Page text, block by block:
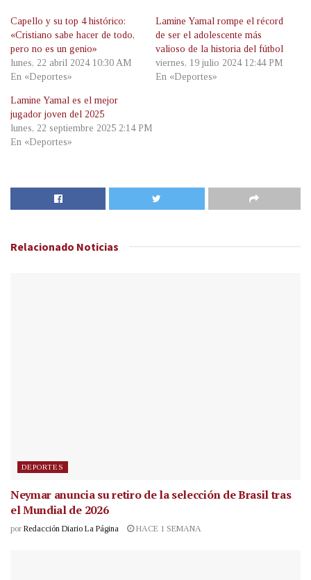
Capello y su top 4 histórico:
«Cristiano sabe hacer de todo,
pero no es un genio»
lunes, 22 abril 2024 10:30 AM
En «Deportes»
Lamine Yamal rompe el récord
de ser el adolescente más
valioso de la historia del fútbol
viernes, 19 julio 2024 12:44 PM
En «Deportes»
Lamine Yamal es el mejor
jugador joven del 2025
lunes, 22 septiembre 2025 2:14 PM
En «Deportes»
Relacionado Noticias
DEPORTES
Neymar anuncia su retiro de la selección de Brasil tras
el Mundial de 2026
por Redacción Diario La Página HACE 1 SEMANA